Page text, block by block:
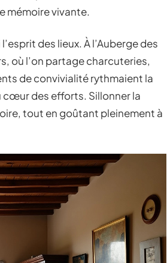
mémoire vivante.
des lieux. À l’Auberge des
où l’on partage charcuteries,
de convivialité rythmaient la
des efforts. Sillonner la
tout en goûtant pleinement à